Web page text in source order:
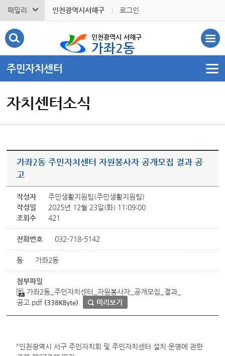
패밀리 인천광역시서해구 로그인
인천광역시 서해구
가좌2동
주민자치센터
자치센터소식
가좌2동 주민자치센터 자원봉사자 공개모집 결과 공
고
작성자
주민생활지원팀(주민생활지원팀)
작성일
2025년 12월 23일(화) 11:09:00
조회수
421
전화번호 032-718-5142
동 가좌2동
첨부파일
가좌2동_주민자치센터_자원봉사자_공개모집_결과_
공고.pdf (338KByte) 미리보기
「인천광역시 서구 주민자치회 및 주민자치센터 설치·운영에 관한